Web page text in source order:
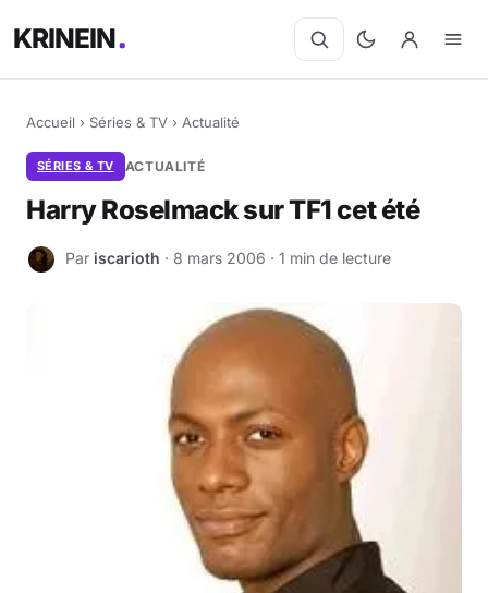
KRINEIN
Accueil › Séries & TV › Actualité
SÉRIES & TV ACTUALITÉ
Harry Roselmack sur TF1 cet été
I Par iscarioth · 8 mars 2006 · 1 min de lecture